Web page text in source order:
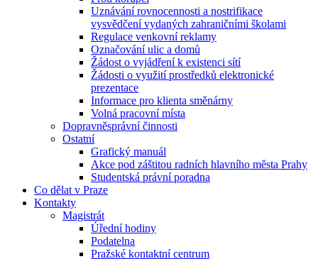
Uznávání rovnocennosti a nostrifikace
vysvědčení vydaných zahraničními školami
Regulace venkovní reklamy
Označování ulic a domů
Žádost o vyjádření k existenci sítí
Žádosti o využití prostředků elektronické
prezentace
Informace pro klienta směnárny
Volná pracovní místa
Dopravněsprávní činnosti
Ostatní
Grafický manuál
Akce pod záštitou radních hlavního města Prahy
Studentská právní poradna
Co dělat v Praze
Kontakty
Magistrát
Úřední hodiny
Podatelna
Pražské kontaktní centrum